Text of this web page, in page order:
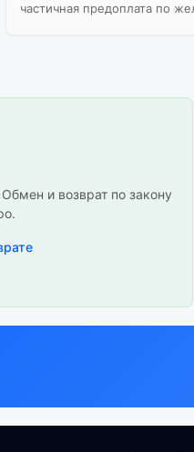
частичная предоплата по
и возврат по закону